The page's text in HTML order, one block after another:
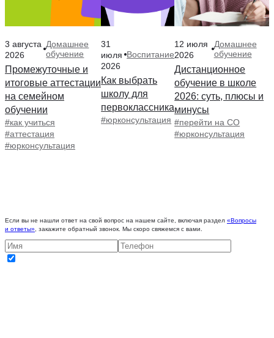
3 августа
2026
Домашнее
обучение
Промежуточные и
итоговые аттестации
на семейном
обучении
#как учиться
#аттестация
#юрконсультация
31
июля
2026
Воспитание
Как выбрать
школу для
первоклассника
#юрконсультация
12 июля
2026
Домашнее
обучение
Дистанционное
обучение в школе
2026: суть, плюсы и
минусы
#перейти на СО
#юрконсультация
Если вы не нашли ответ на свой вопрос на нашем сайте, включая раздел «Вопросы
и ответы» , закажите обратный звонок. Мы скоро свяжемся с вами.